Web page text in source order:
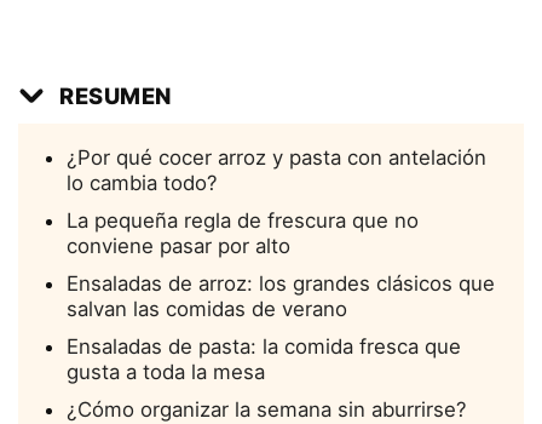
RESUMEN
¿Por qué cocer arroz y pasta con antelación
lo cambia todo?
La pequeña regla de frescura que no
conviene pasar por alto
Ensaladas de arroz: los grandes clásicos que
salvan las comidas de verano
Ensaladas de pasta: la comida fresca que
gusta a toda la mesa
¿Cómo organizar la semana sin aburrirse?